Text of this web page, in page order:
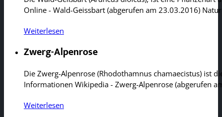
Online - Wald-Geissbart (abgerufen am 23.03.2016)
Weiterlesen
Zwerg-Alpenrose
Die Zwerg-Alpenrose (Rhodothamnus chamaecistus) ist
Informationen Wikipedia - Zwerg-Alpenrose (abgerufen
Weiterlesen